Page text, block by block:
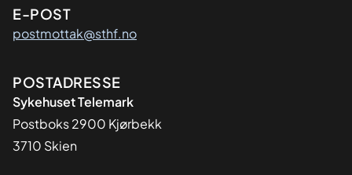
E-POST
postmottak@sthf.no
Adresse
POSTADRESSE
Sykehuset Telemark
Postboks 2900 Kjørbekk
3710 Skien